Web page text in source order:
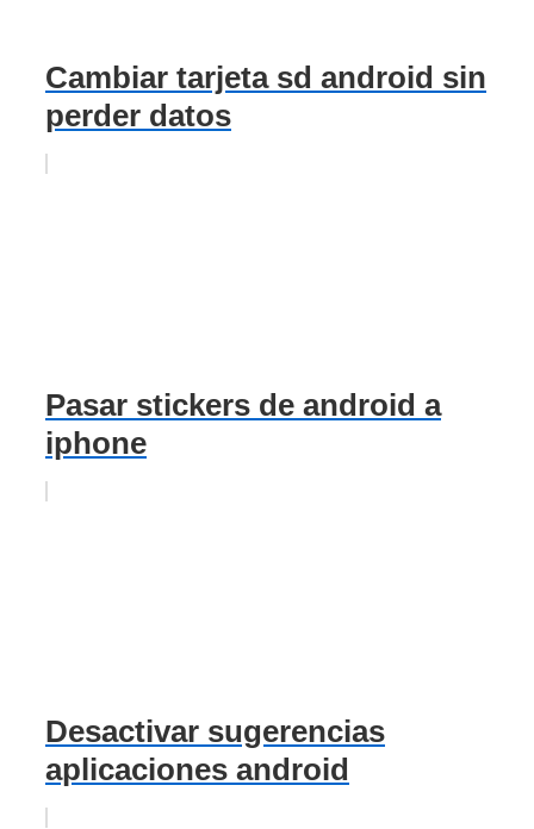
Cambiar tarjeta sd android sin
perder datos
Pasar stickers de android a
iphone
Desactivar sugerencias
aplicaciones android